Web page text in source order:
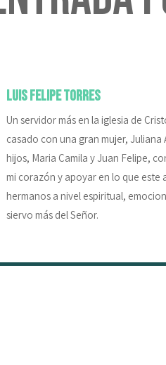
Luis Felipe Torres
Un servidor más en la iglesia de
casado con una gran mujer,
hijos, Maria Camila y Juan Felipe,
mi corazón y apoyar en lo que este
hermanos a nivel espiritual,
siervo más del Señor.